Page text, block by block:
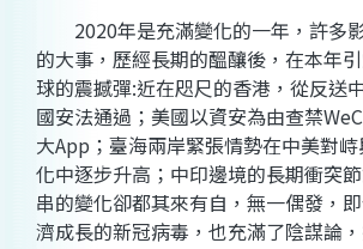
2020年是充滿變化的一年，許多
的大事，歷經長期的醞釀後，在本年
球的震撼彈:近在咫尺的香港，從反送
國安法通過；美國以資安為由查禁
大App；臺海兩岸緊張情勢在中美對
化中逐步升高；中印邊境的長期衝突
串的變化卻都其來有自，無一偶發，
濟成長的新冠病毒，也充滿了陰謀論